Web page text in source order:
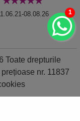
08.08.26
Toate drepturile
nr. 11837
1